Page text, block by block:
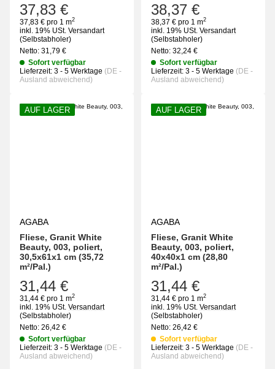
37,83 €
37,83 € pro 1 m2
inkl. 19% USt. Versandart
(Selbstabholer)
Netto: 31,79 €
Sofort verfügbar
Lieferzeit: 3 - 5 Werktage (DE -
Ausland abweichend)
38,37 €
38,37 € pro 1 m2
inkl. 19% USt. Versandart
(Selbstabholer)
Netto: 32,24 €
Sofort verfügbar
Lieferzeit: 3 - 5 Werktage (DE -
Ausland abweichend)
AUF LAGER
AGABA
Fliese, Granit White
Beauty, 003, poliert,
30,5x61x1 cm (35,72
m²/Pal.)
31,44 €
31,44 € pro 1 m2
inkl. 19% USt. Versandart
(Selbstabholer)
Netto: 26,42 €
Sofort verfügbar
Lieferzeit: 3 - 5 Werktage (DE -
Ausland abweichend)
AUF LAGER
AGABA
Fliese, Granit White
Beauty, 003, poliert,
40x40x1 cm (28,80
m²/Pal.)
31,44 €
31,44 € pro 1 m2
inkl. 19% USt. Versandart
(Selbstabholer)
Netto: 26,42 €
Sofort verfügbar
Lieferzeit: 3 - 5 Werktage (DE -
Ausland abweichend)